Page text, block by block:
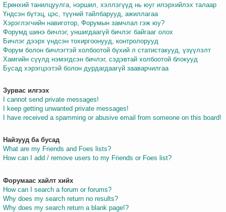
Ерөнхий танилцуулга, нэршил, хэллэгүүд нь юуг илэрхийлэх талаар
Үндсэн бүтэц, цэс, түүний тайлбарууд, ажиллагаа
Хэрэглэгчийн навиготор, Форумын замчлал гэж юу?
Форумд шинэ бичлэг, уншигдаагүй бичлэг байгааг олох
Бичлэг дээрх үндсэн тохиргоонууд, контролорууд
Форум болон бичлэгтэй холбоотой бүхий л статистакууд, үзүүлэлт
Хамгийн сүүлд нэмэгдсэн бичлэг, сэдэвтай холбоотой блокууд
Бусад хэрэгцээтэй болон дурдагдаагүй зааварчилгаа
Зурвас илгээх
I cannot send private messages!
I keep getting unwanted private messages!
I have received a spamming or abusive email from someone on this board!
Найзууд ба бусад
What are my Friends and Foes lists?
How can I add / remove users to my Friends or Foes list?
Форумаас хайлт хийх
How can I search a forum or forums?
Why does my search return no results?
Why does my search return a blank page!?